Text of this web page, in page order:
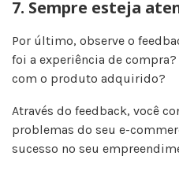
7. Sempre esteja
Por último, observe o
foi a experiência de
com o produto adquirido?
Através do feedback, você
problemas do seu e-
sucesso no seu